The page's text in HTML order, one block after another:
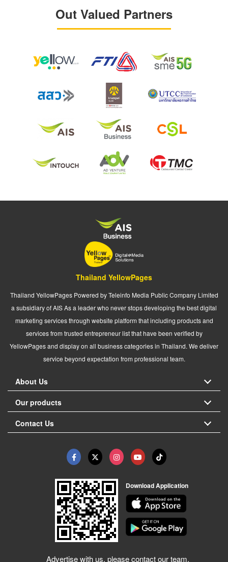
Out Valued Partners
Thailand YellowPages
Thailand YellowPages Powered by Teleinfo Media Public Company Limited
a subsidiary of AIS As a leader who never stops developing the best digital
marketing services through website platform that including products and
services from trusted entrepreneur list that have been verified by
YellowPages and display on all business categories in Thailand. We deliver
service beyond expectation from professional team.
About Us
Our products
Contact Us
Download Application
Advertise with us, please contact our team.